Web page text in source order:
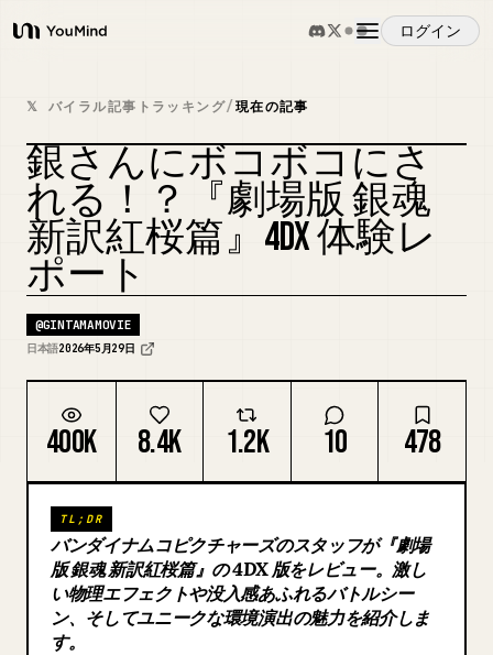
YouMind
ログイン
概要
ユースケース
スキル
プロンプト
料金
ダウンロード
ブログ
更新情報
𝕏 バイラル記事トラッキング/現在の記事
銀さんにボコボコにさ
れる！？『劇場版 銀魂
新訳紅桜篇』4DX 体験レ
ポート
@GINTAMAMOVIE
日本語2026年5月29日
400K 8.4K 1.2K 10 478
TL;DR
バンダイナムコピクチャーズのスタッフが『劇場
版 銀魂 新訳紅桜篇』の 4DX 版をレビュー。激し
い物理エフェクトや没入感あふれるバトルシー
ン、そしてユニークな環境演出の魅力を紹介しま
す。